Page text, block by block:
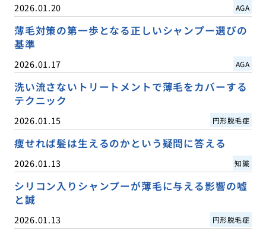
2026.01.20 AGA
薄毛対策の第一歩となる正しいシャンプー選びの
基準
2026.01.17 AGA
洗い流さないトリートメントで薄毛をカバーする
テクニック
2026.01.15 円形脱毛症
痩せれば髪は生えるのかという疑問に答える
2026.01.13 知識
シリコン入りシャンプーが薄毛に与える影響の嘘
と誠
2026.01.13 円形脱毛症